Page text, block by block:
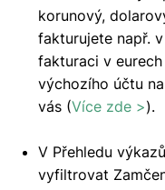
korunový,
fakturujete např. v
fakturaci v
výchozího účtu
vás (Více zde >).
V Přehledu
vyfiltrovat